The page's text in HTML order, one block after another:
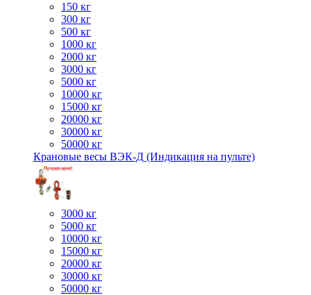
150 кг
300 кг
500 кг
1000 кг
2000 кг
3000 кг
5000 кг
10000 кг
15000 кг
20000 кг
30000 кг
50000 кг
Крановые весы ВЭК-Д (Индикация на пульте)
3000 кг
5000 кг
10000 кг
15000 кг
20000 кг
30000 кг
50000 кг